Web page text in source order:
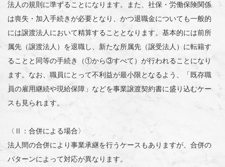
法人の規則に準ずることになります。また、社保・労働保険関係
は喪失・加入手続きが必要となり、かつ退職金についても一般的
には譲渡法人において精算することとなります。基本的には前所
属先（譲渡法人）を退職し、新たな所属先（譲受法人）に転籍す
ることと同等の手続き（①から③すべて）が行われることになり
ます。なお、職員にとって不利益が最小限となるよう、「既存職
員の雇用継続や現給保障」などを事業譲渡契約書に盛り込むケー
スも見られます。
〈Ⅱ：合併による場合〉
法人間の合併により事業承継を行うケースもありますが、合併の
パターンによって対応が異なります。